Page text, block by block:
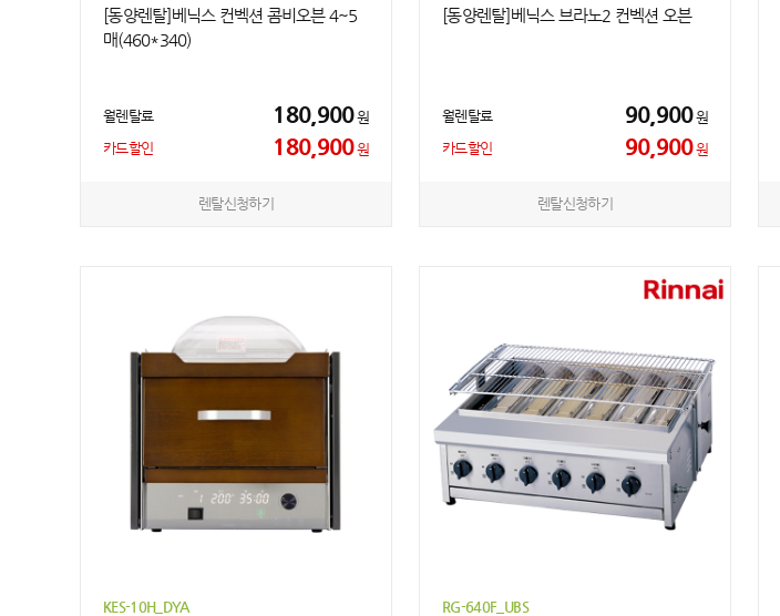
[동양렌탈]베닉스 컨벡션 콤비오븐 4~5
매(460*340)
월렌탈료 180,900원
카드할인
180,900원
렌탈신청하기
[동양렌탈]베닉스 브라노2 컨벡션 오븐
월렌탈료 90,900원
카드할인
90,900원
렌탈신청하기
KES-10H_DYA RG-640F_UBS